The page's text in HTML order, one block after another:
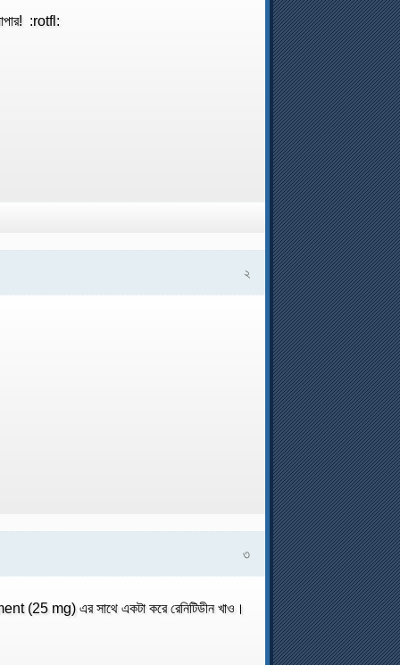
:rotfl:
২
৩
(25 mg) এর সাথে একটা করে রেনিটিডীন খাও।